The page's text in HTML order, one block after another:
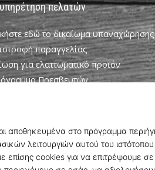
πελατών
εδώ το δικαίωμα υπαναχώρησης
παραγγελίας
για ελαττωματικό προϊόν
Πρεσβευτών
το σωστό μέγεθος
ερωτήσεις